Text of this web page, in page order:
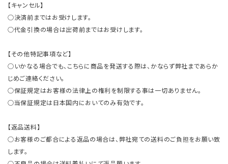
【キャンセル】
○決済前まではお受けします。
○代金引換の場合は出荷前まではお受けします。
【その他特記事項など】
○いかなる場合でも、こちらに商品を発送する際は、かならず弊社まであらか
じめご連絡ください。
○保証規定はお客様の法律上の権利を制限する事は一切ありません。
○当保証規定は日本国内においてのみ有効です。
【返品送料】
○お客様のご都合による返品の場合は、弊社宛ての送料のご負担をお願い致
します。